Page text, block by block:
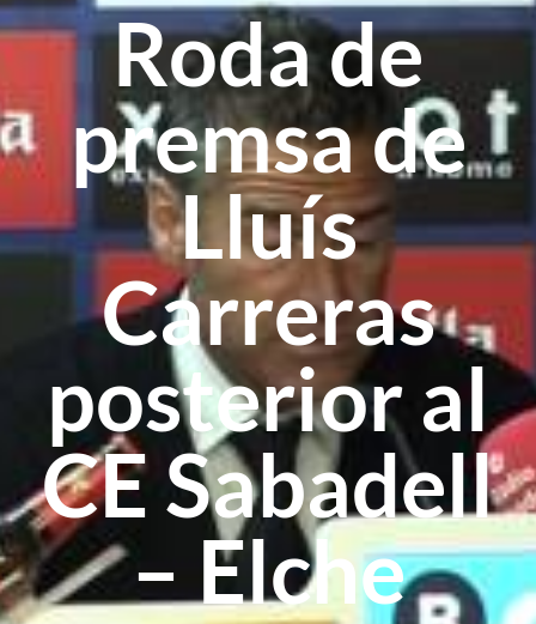
Roda de
premsa de
Lluís
Carreras
posterior al
CE Sabadell
– Elche